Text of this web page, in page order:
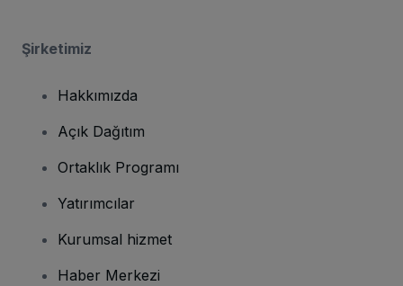
Şirketimiz
Hakkımızda
Açık Dağıtım
Ortaklık Programı
Yatırımcılar
Kurumsal hizmet
Haber Merkezi